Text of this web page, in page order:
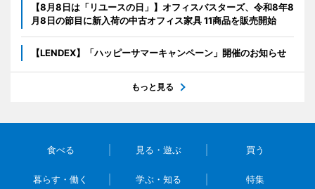
【8月8日は「リユースの日」】オフィスバスターズ、令和8年8
月8日の節目に新入荷の中古オフィス家具 11商品を販売開始
【LENDEX】「ハッピーサマーキャンペーン」開催のお知らせ
もっと見る
食べる 見る・遊ぶ 買う
暮らす・働く 学ぶ・知る 特集